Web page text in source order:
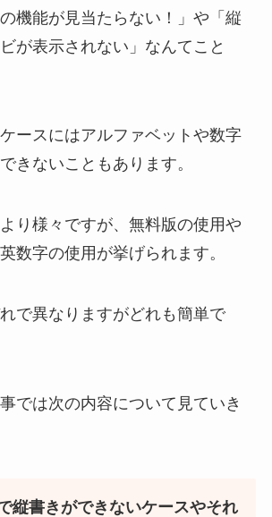
機能が見当たらない！」や「縦
が表示されない」なんてこと
ースにはアルファベットや数字
きないこともあります。
り様々ですが、無料版の使用や
数字の使用が挙げられます。
で異なりますがどれも簡単で
では次の内容について見ていき
縦書きができないケースやそれ